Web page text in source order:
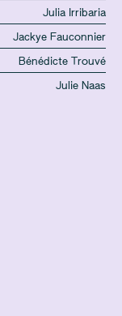
Julia Irribaria
Jackye Fauconnier
Bénédicte Trouvé
Julie Naas